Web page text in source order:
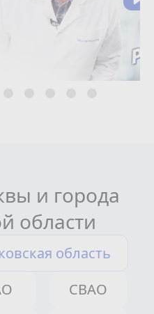
и города
области
область
СВАО